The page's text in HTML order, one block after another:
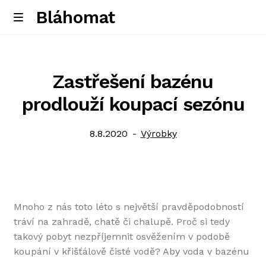
Skip
Skip
M
Bláhomat
Zastřešení bazénu
prodlouží koupací sezónu
Posted
8.8.2020 Category:
Výrobky
Mnoho z nás toto léto s největší pravděpodobností
tráví na zahradě, chatě či chalupě. Proč si tedy
takový pobyt nezpříjemnit osvěžením v podobě
koupání v křišťálově čisté vodě? Aby voda v bazénu